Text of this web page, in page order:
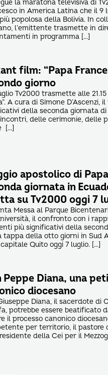
la maratona televisiva di
in America Latina che il 9
popolosa della Bolivia. In
l’emittente trasmette in
in programma […]
film: “Papa
giorno
Tv2000 trasmette alle
A cura di Simone
della seconda giornata
delle cerimonie, delle
[…]
apostolico di
giornata in
su Tv2000 oggi 7
Messa al Parque
il confronto con i
più significativi della
tappa della otto giorni in Sud
Quito oggi 7 luglio. […]
Peppe Diana, una
diocesano
Diana, il sacerdote di
potrebbe essere beatificato
il processo canonico
per territorio, il pastore
della Cei per il